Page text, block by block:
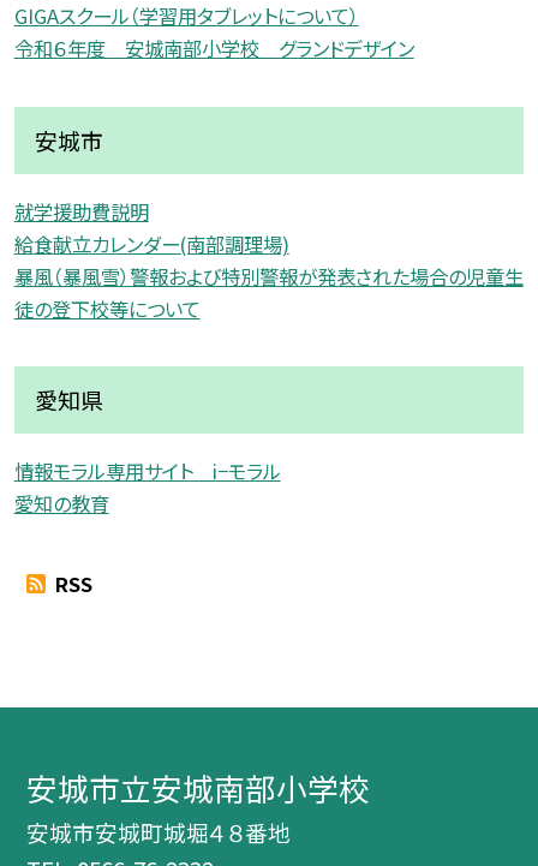
GIGAスクール（学習用タブレットについて）
令和６年度 安城南部小学校 グランドデザイン
安城市
就学援助費説明
給食献立カレンダー(南部調理場)
暴風（暴風雪）警報および特別警報が発表された場合の児童生
徒の登下校等について
愛知県
情報モラル専用サイト i−モラル
愛知の教育
RSS
安城市立安城南部小学校
安城市安城町城堀４８番地